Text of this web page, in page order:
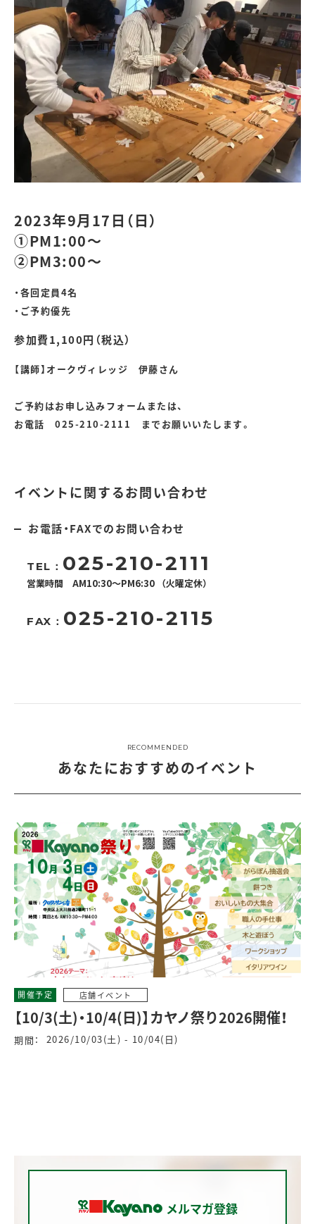
2023年9月17日（日）
①PM1:00～
②PM3:00～
・各回定員4名
・ご予約優先
参加費1,100円（税込）
【講師】オークヴィレッジ 伊藤さん
ご予約はお申し込みフォームまたは、
お電話 025-210-2111 までお願いいたします。
イベントに関するお問い合わせ
お電話・FAXでのお問い合わせ
TEL： 025-210-2111
営業時間 AM10:30～PM6:30 （火曜定休）
FAX： 025-210-2115
RECOMMENDED
あなたにおすすめのイベント
開催予定 店舗イベント
【10/3(土)・10/4(日)】カヤノ祭り2026開催！
期間： 2026/10/03(土) - 10/04(日)
メルマガ登録